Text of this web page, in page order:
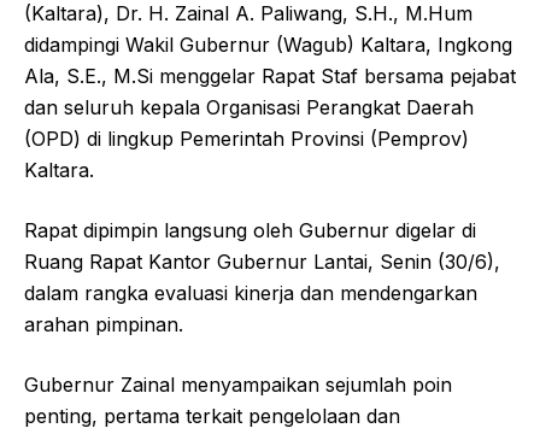
(Kaltara), Dr. H. Zainal A. Paliwang, S.H., M.Hum
didampingi Wakil Gubernur (Wagub) Kaltara, Ingkong
Ala, S.E., M.Si menggelar Rapat Staf bersama pejabat
dan seluruh kepala Organisasi Perangkat Daerah
(OPD) di lingkup Pemerintah Provinsi (Pemprov)
Kaltara.
Rapat dipimpin langsung oleh Gubernur digelar di
Ruang Rapat Kantor Gubernur Lantai, Senin (30/6),
dalam rangka evaluasi kinerja dan mendengarkan
arahan pimpinan.
Gubernur Zainal menyampaikan sejumlah poin
penting, pertama terkait pengelolaan dan